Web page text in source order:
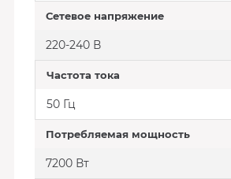
Сетевое напряжение
220-240 В
Частота тока
50 Гц
Потребляемая мощность
7200 Вт